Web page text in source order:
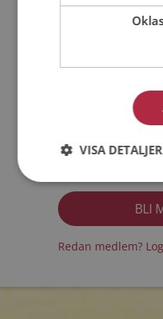
Jag accepterar
Redan medlem?
VISA DETALJER